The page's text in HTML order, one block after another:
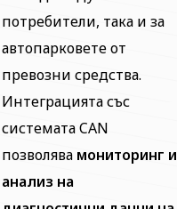
потребители, така и за
автопарковете от
превозни средства.
Интеграцията със
системата CAN
позволява мониторинг и
анализ на